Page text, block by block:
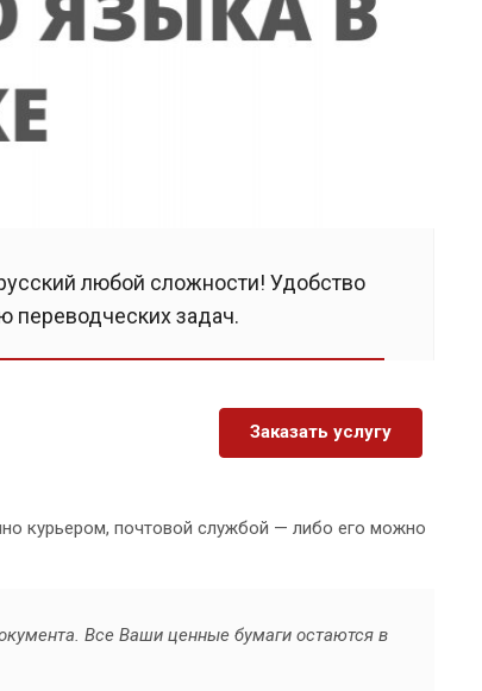
любой сложности! Удобство
переводческих задач.
Заказать услугу
курьером, почтовой службой — либо его можно
Все Ваши ценные бумаги остаются в